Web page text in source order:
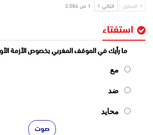
السابق التالي 1 من 3٬086
استفتاء
ما رأيك في الموقف المغربي بخصوص الأزمة
مع
ضد
محايد